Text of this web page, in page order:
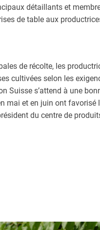
détaillants et
de table aux
de récolte, les
cultivées selon les
Suisse s’attend à une
mai et en juin ont
du centre de